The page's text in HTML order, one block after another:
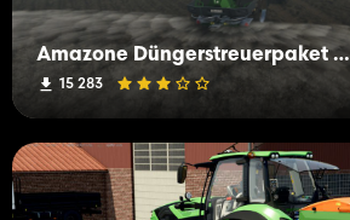
Amazone Düngerstreuerpaket (Kalk)
15 283